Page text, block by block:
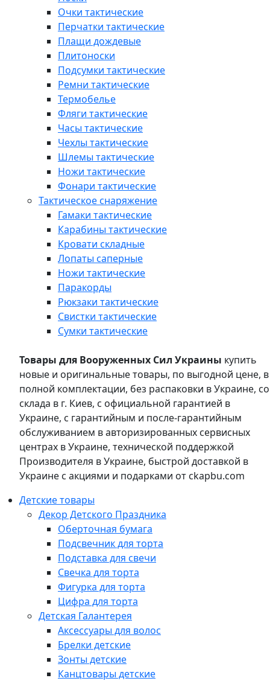
Очки тактические
Перчатки тактические
Плащи дождевые
Плитоноски
Подсумки тактические
Ремни тактические
Термобелье
Фляги тактические
Часы тактические
Чехлы тактические
Шлемы тактические
Ножи тактические
Фонари тактические
Тактическое снаряжение
Гамаки тактические
Карабины тактические
Кровати складные
Лопаты саперные
Ножи тактические
Паракорды
Рюкзаки тактические
Свистки тактические
Сумки тактические
Товары для Вооруженных Сил Украины купить
новые и оригинальные товары, по выгодной цене, в
полной комплектации, без распаковки в Украине, со
склада в г. Киев, с официальной гарантией в
Украине, с гарантийным и после-гарантийным
обслуживанием в авторизированных сервисных
центрах в Украине, технической поддержкой
Производителя в Украине, быстрой доставкой в
Украине с акциями и подарками от ckapbu.com
Детские товары
Декор Детского Праздника
Оберточная бумага
Подсвечник для торта
Подставка для свечи
Свечка для торта
Фигурка для торта
Цифра для торта
Детская Галантерея
Аксессуары для волос
Брелки детские
Зонты детские
Канцтовары детские